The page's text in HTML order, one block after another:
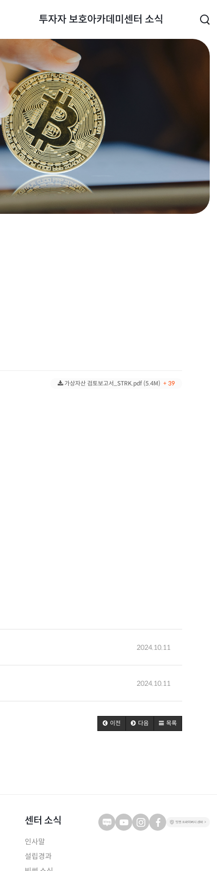
투자자 보호아카데미 센터 소식
가상자산 검토보고서_STRK.pdf (5.4M) + 39
2024.10.11
2024.10.11
이전 다음 목록
센터 소식
인사말
설립경과